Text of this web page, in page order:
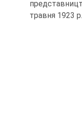
травня 1923 р.